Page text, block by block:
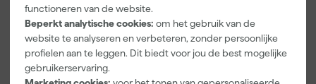
functioneren van de website.
Beperkt analytische cookies: om het gebruik van de
website te analyseren en verbeteren, zonder persoonlijke
profielen aan te leggen. Dit biedt voor jou de best mogelijke
gebruikerservaring.